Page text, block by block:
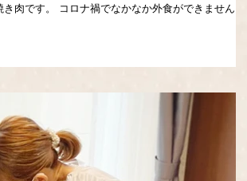
肉です。 コロナ禍でなかなか外食ができません